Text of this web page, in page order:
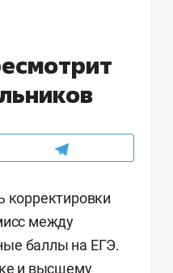
корректировки
между
баллы на ЕГЭ.
и высшему